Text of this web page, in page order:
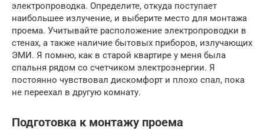
электропроводка. Определите, откуда поступает
наибольшее излучение, и выберите место для монтажа
проема. Учитывайте расположение электропроводки в
стенах, а также наличие бытовых приборов, излучающих
ЭМИ. Я помню, как в старой квартире у меня была
спальня рядом со счетчиком электроэнергии. Я
постоянно чувствовал дискомфорт и плохо спал, пока
не переехал в другую комнату.
Подготовка к монтажу проема